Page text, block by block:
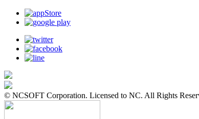
© NCSOFT Corporation. Licensed to NC. All Rights